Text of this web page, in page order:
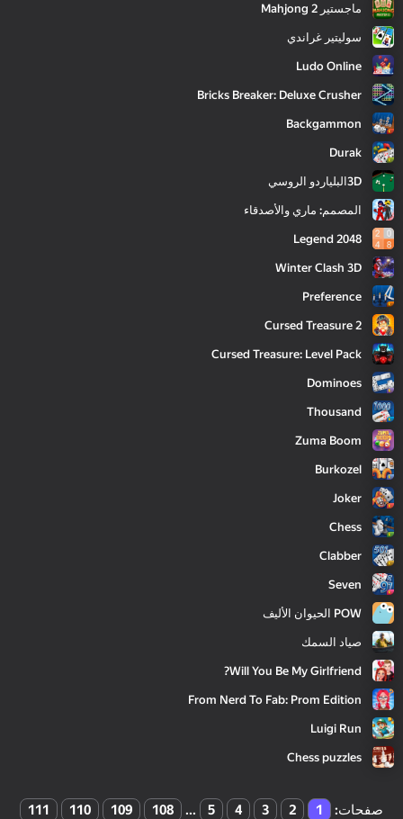
ماجستير Mahjong 2
سوليتير غراندي
Ludo Online
Bricks Breaker: Deluxe Crusher
Backgammon
Durak
3Dالبلياردو الروسي
المصمم: ماري والأصدقاء
2048 Legend
Winter Clash 3D
Preference
Cursed Treasure 2
Cursed Treasure: Level Pack
Dominoes
Thousand
Zuma Boom
Burkozel
Joker
Chess
Clabber
Seven
POW الحيوان الأليف
صياد السمك
Will You Be My Girlfriend?
From Nerd To Fab: Prom Edition
Luigi Run
Chess puzzles
صفحات:
1
2
3
4
5
...
108
109
110
111